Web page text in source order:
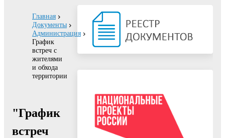
Главная
Документы
Администрация
График
встреч с
жителями
и обхода
территории
"График
встреч